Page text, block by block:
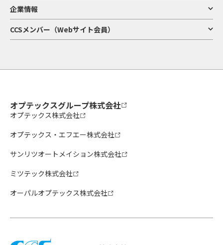
企業情報
CCSメンバー（Webサイト会員）
オプテックスグループ株式会社
オプテックス株式会社
オプテックス・エフエー株式会社
サンリツオートメイション株式会社
ミツテック株式会社
オーパルオプテックス株式会社